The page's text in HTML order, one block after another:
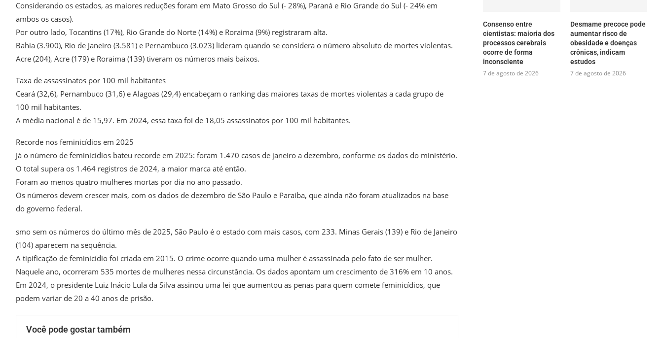
Considerando os estados, as maiores reduções foram em Mato Grosso do Sul (- 28%), Paraná e Rio Grande do Sul (- 24% em
ambos os casos).
Por outro lado, Tocantins (17%), Rio Grande do Norte (14%) e Roraima (9%) registraram alta.
Bahia (3.900), Rio de Janeiro (3.581) e Pernambuco (3.023) lideram quando se considera o número absoluto de mortes violentas.
Acre (204), Acre (179) e Roraima (139) tiveram os números mais baixos.
Taxa de assassinatos por 100 mil habitantes
Ceará (32,6), Pernambuco (31,6) e Alagoas (29,4) encabeçam o ranking das maiores taxas de mortes violentas a cada grupo de
100 mil habitantes.
A média nacional é de 15,97. Em 2024, essa taxa foi de 18,05 assassinatos por 100 mil habitantes.
Recorde nos feminicídios em 2025
Já o número de feminicídios bateu recorde em 2025: foram 1.470 casos de janeiro a dezembro, conforme os dados do ministério.
O total supera os 1.464 registros de 2024, a maior marca até então.
Foram ao menos quatro mulheres mortas por dia no ano passado.
Os números devem crescer mais, com os dados de dezembro de São Paulo e Paraíba, que ainda não foram atualizados na base
do governo federal.
smo sem os números do último mês de 2025, São Paulo é o estado com mais casos, com 233. Minas Gerais (139) e Rio de Janeiro
(104) aparecem na sequência.
A tipificação de feminicídio foi criada em 2015. O crime ocorre quando uma mulher é assassinada pelo fato de ser mulher.
Naquele ano, ocorreram 535 mortes de mulheres nessa circunstância. Os dados apontam um crescimento de 316% em 10 anos.
Em 2024, o presidente Luiz Inácio Lula da Silva assinou uma lei que aumentou as penas para quem comete feminicídios, que
podem variar de 20 a 40 anos de prisão.
Você pode gostar também
Consenso entre
cientistas: maioria dos
processos cerebrais
ocorre de forma
inconsciente
7 de agosto de 2026
Desmame precoce pode
aumentar risco de
obesidade e doenças
crônicas, indicam
estudos
7 de agosto de 2026